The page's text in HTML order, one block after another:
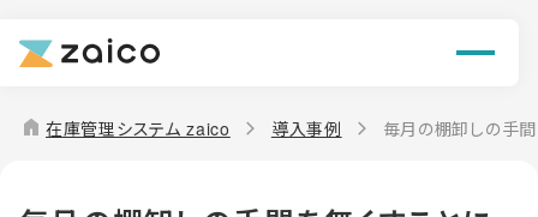
機能
home 在庫管理システム zaico 導入事例 毎月の棚卸しの手